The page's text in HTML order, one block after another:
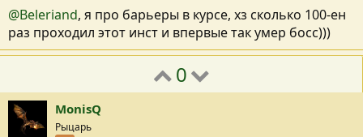
@Beleriand, я про барьеры в курсе, хз сколько 100-ен
раз проходил этот инст и впервые так умер босс)))
0
MonisQ
Рыцарь